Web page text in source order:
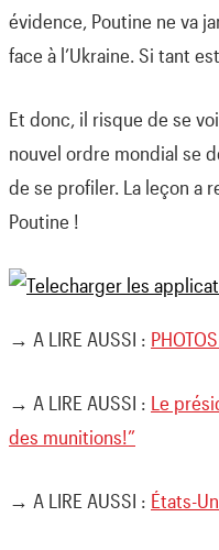
évidence, Poutine ne va
face à l’Ukraine. Si tant
Et donc, il risque de se
nouvel ordre mondial se
de se profiler. La leçon a
Poutine !
→ A LIRE AUSSI :
→ A LIRE AUSSI : Le
des munitions!”
→ A LIRE AUSSI : États-